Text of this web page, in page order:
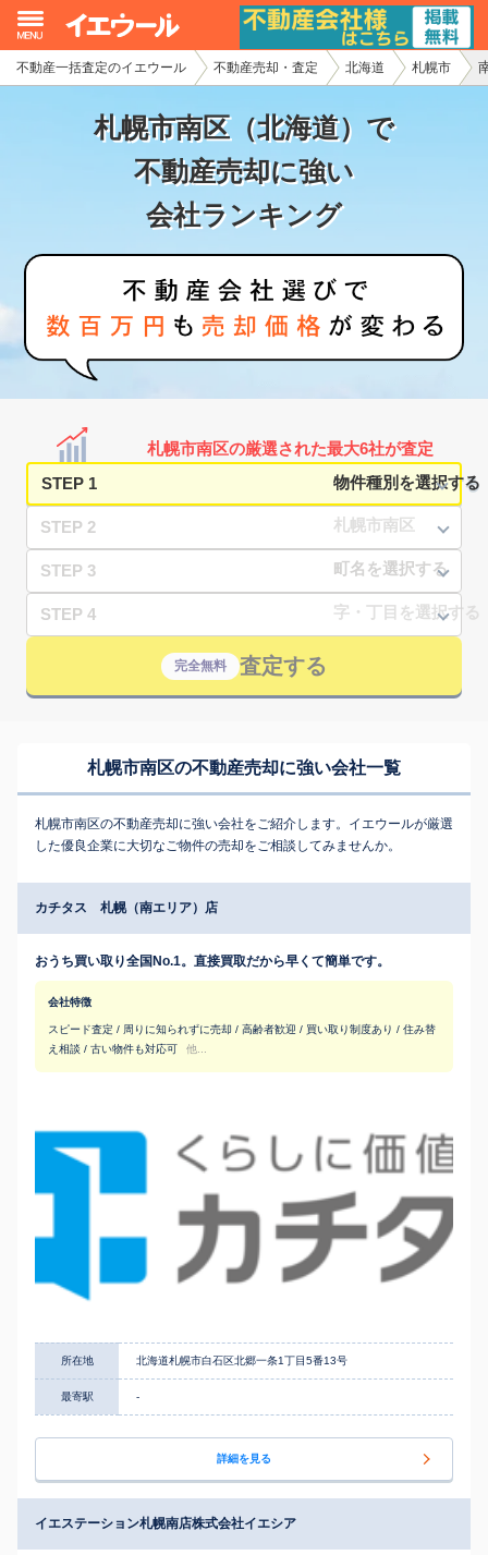
不動産一括査定のイエウール 不動産売却・査定 北海道 札幌市
札幌市南区（北海道）で
不動産売却に強い
会社ランキング
札幌市南区の厳選された最大6社が査定
STEP 1
STEP 2
STEP 3
STEP 4
完全無料 査定する
札幌市南区の不動産売却に強い会社一覧
札幌市南区の不動産売却に強い会社をご紹介します。イエウールが厳選
した優良企業に大切なご物件の売却をご相談してみませんか。
カチタス 札幌（南エリア）店
おうち買い取り全国No.1。直接買取だから早くて簡単です。
会社特徴
スピード査定 / 周りに知られずに売却 / 高齢者歓迎 / 買い取り制度あり / 住み替
え相談 / 古い物件も対応可
他...
所在地 北海道札幌市白石区北郷一条1丁目5番13号
最寄駅 -
詳細を見る
イエステーション札幌南店株式会社イエシア
イエウール加盟希望の不動産会社様
初めての方へ
不動産売却の流れ
家査定シミュレーター
お問い合わせ